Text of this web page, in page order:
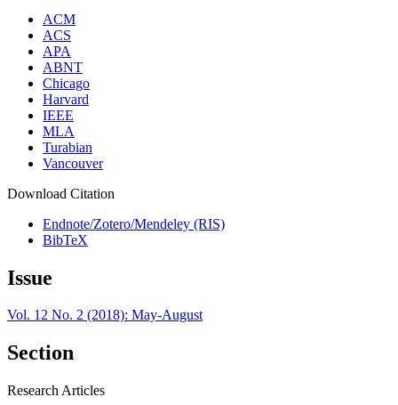
ACM
ACS
APA
ABNT
Chicago
Harvard
IEEE
MLA
Turabian
Vancouver
Download Citation
Endnote/Zotero/Mendeley (RIS)
BibTeX
Issue
Vol. 12 No. 2 (2018): May-August
Section
Research Articles